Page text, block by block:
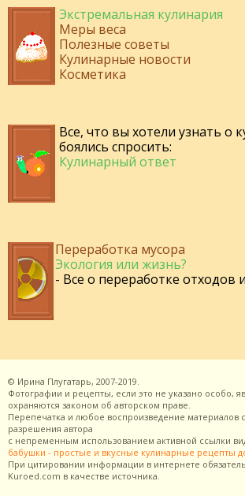
Экстремальная кулинария
Меры веса
Полезные советы
Кулинарные новости
Косметика
Все, что вы хотели узнать о
боялись спросить:
Кулинарный ответ
Переработка мусора
Экология или жизнь?
- Все о переработке отходов
© Ирина Плугатарь, 2007-2019.
Фотографии и рецепты, если это не указано особо,
охраняются законом об авторском праве.
Перепечатка и любое воспроизведение материалов
разрешения автора
с непременным использованием активной ссылки
бабушки - простые и вкусные кулинарные рецепты
При цитировании информации в интернете
Kuroed.com в качестве источника.